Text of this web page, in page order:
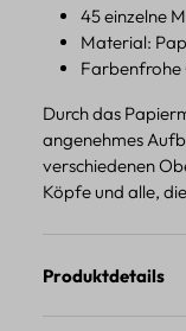
45 einzelne
Material:
Farbenfrohe
Durch das
angenehmes
verschiedenen
Köpfe und alle,
Produktdetails